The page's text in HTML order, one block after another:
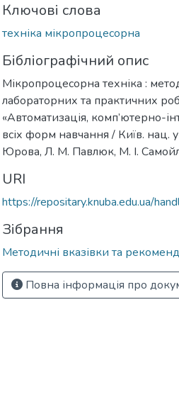
Ключові слова
техніка мікропроцесорна
Бібліографічний опис
Мікропроцесорна техніка :
лабораторних та практичних
«Автоматизація, комп’ютерно-
всіх форм навчання / Київ. нац.
Юрова, Л. М. Павлюк, М. І.
URI
https://repositary.knuba.edu.ua/
Зібрання
Методичні вказівки та
Повна інформація про